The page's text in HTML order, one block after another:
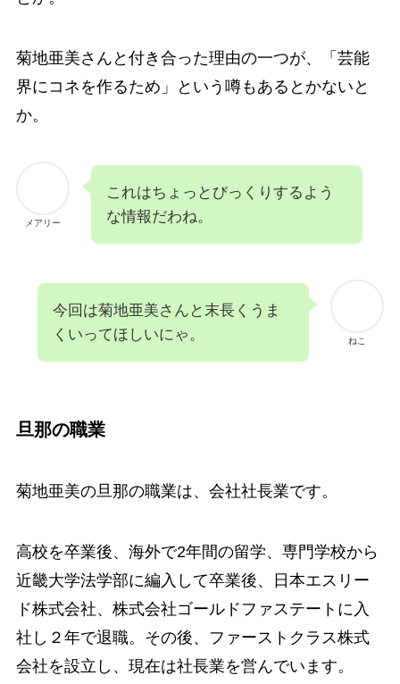
菊地亜美さんと付き合った理由の一つが、「芸能
界にコネを作るため」という噂もあるとかないと
か。
メアリー
これはちょっとびっくりするよう
な情報だわね。
ねこ
今回は菊地亜美さんと末長くうま
くいってほしいにゃ。
旦那の職業
菊地亜美の旦那の職業は、会社社長業です。
高校を卒業後、海外で2年間の留学、専門学校から
近畿大学法学部に編入して卒業後、日本エスリー
ド株式会社、株式会社ゴールドファステートに入
社し２年で退職。その後、ファーストクラス株式
会社を設立し、現在は社長業を営んでいます。